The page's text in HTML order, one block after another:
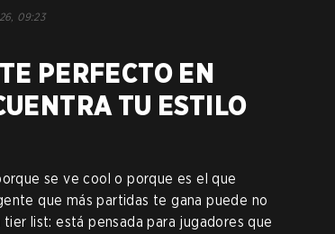
09:23
PERFECTO EN
TU ESTILO
se ve cool o porque es el que
que más partidas te gana puede no
list: está pensada para jugadores que